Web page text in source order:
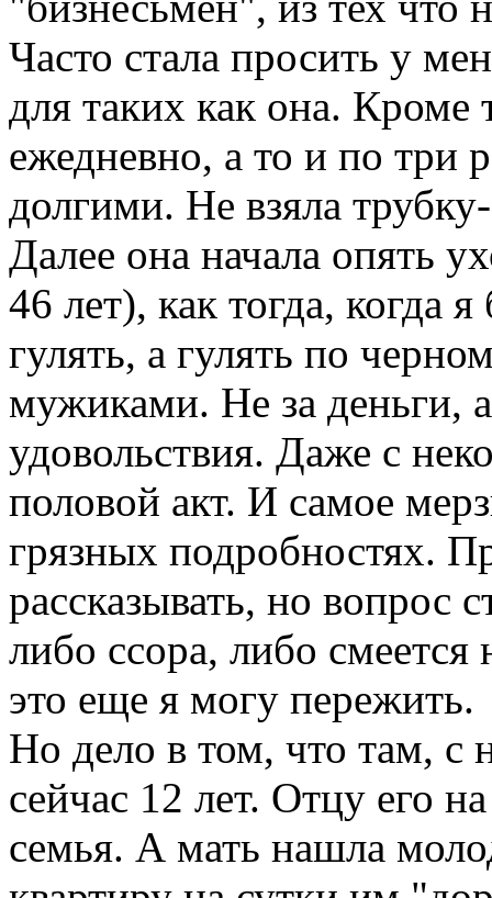
Часто стала просить у
для таких как она. Кроме
ежедневно, а то и по три
долгими. Не взяла
Далее она начала опять
46 лет), как тогда, когда
гулять, а гулять по
мужиками. Не за деньги,
удовольствия. Даже с
половой акт. И самое
грязных подробностях.
рассказывать, но вопрос
либо ссора, либо
это еще я могу пережить.
Но дело в том, что там, с
сейчас 12 лет. Отцу его
семья. А мать нашла